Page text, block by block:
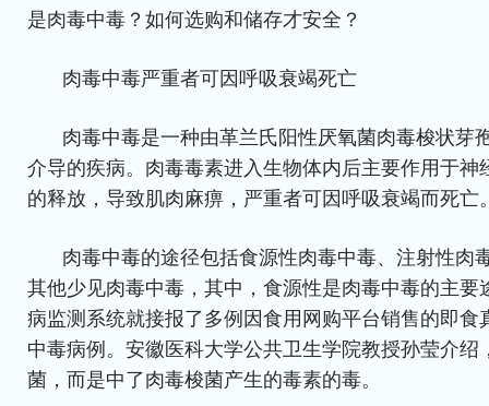
是肉毒中毒？如何选购和储存才安全？
肉毒中毒严重者可因呼吸衰竭死亡
肉毒中毒是一种由革兰氏阳性厌氧菌肉毒梭状芽
介导的疾病。肉毒毒素进入生物体内后主要作用于神
的释放，导致肌肉麻痹，严重者可因呼吸衰竭而死亡
肉毒中毒的途径包括食源性肉毒中毒、注射性肉
其他少见肉毒中毒，其中，食源性是肉毒中毒的主要
病监测系统就接报了多例因食用网购平台销售的即食
中毒病例。安徽医科大学公共卫生学院教授孙莹介绍
菌，而是中了肉毒梭菌产生的毒素的毒。